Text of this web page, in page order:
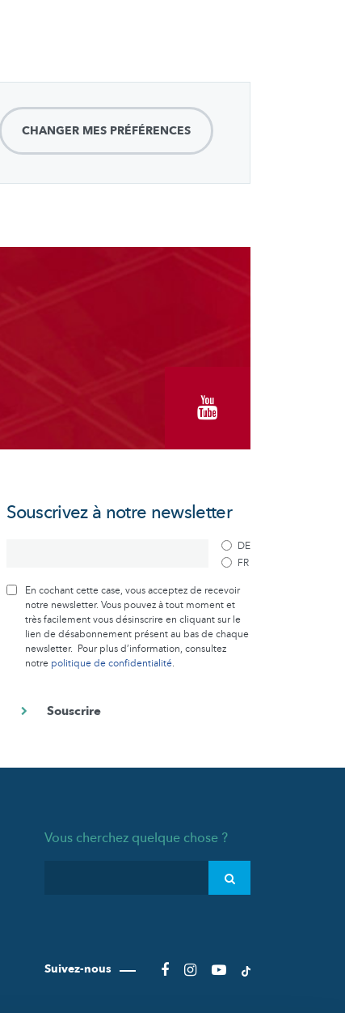
CHANGER MES PRÉFÉRENCES
Souscrivez à notre newsletter
DE
FR
En cochant cette case, vous acceptez de recevoir
notre newsletter. Vous pouvez à tout moment et
très facilement vous désinscrire en cliquant sur le
lien de désabonnement présent au bas de chaque
newsletter. Pour plus d’information, consultez
notre politique de confidentialité.
Vous cherchez quelque chose ?
Suivez-nous